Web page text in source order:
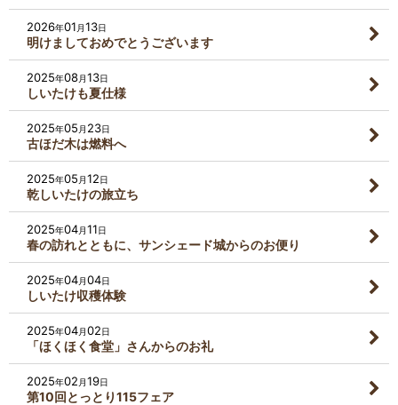
2026年01 月13日
明けましておめでとうございます
2025年08月13日
しいたけも夏仕様
2025年05 月 23日
古ほだ木は燃料へ
2025年05 月12日
乾しいたけの旅立ち
2025年04月11日
春の訪れとともに、サンシェード城からのお便り
2025年04月04日
しいたけ収穫体験
2025年04月02日
「ほくほく食堂」さんからのお礼
2025年02 月19日
第10回とっとり115フェア